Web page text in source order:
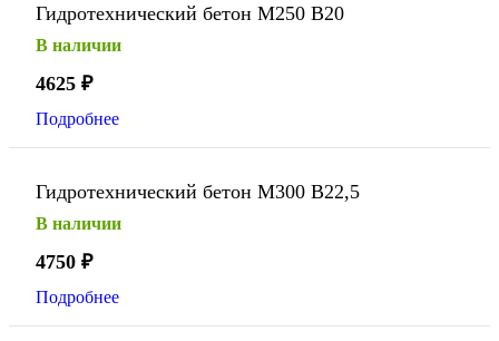
Гидротехнический бетон М250 В20
В наличии
4625 ₽
Подробнее
Гидротехнический бетон М300 В22,5
В наличии
4750 ₽
Подробнее